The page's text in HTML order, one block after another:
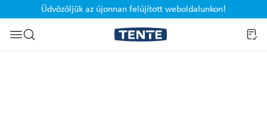
Ugrás a kereséshez
Üdvözöljük az újonnan felújított weboldalunkon!